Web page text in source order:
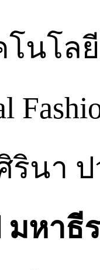
โนโ
รินา
มหาธี